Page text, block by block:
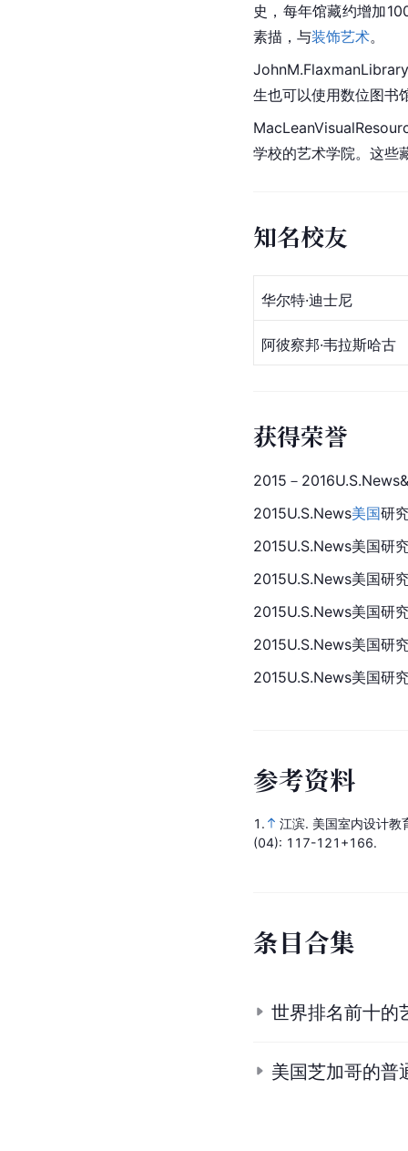
史，每年馆藏约增加
素描，与装饰艺术。
生也可以使用数位图书
学校的艺术学院。这些
知名校友
华尔特·迪士尼
阿彼察邦·韦拉斯哈古
获得荣誉
2015－
2015U.S.News美国研
2015U.S.News美国研
2015U.S.News美国研
2015U.S.News美国研
2015U.S.News美国研
2015U.S.News美国研
参考资料
1. 江滨. 美国室内设计
(04): 117-121+166.
条目合集
世界排名前十的
美国芝加哥的普